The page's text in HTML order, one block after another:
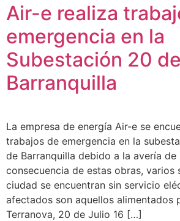
Air-e realiza
emergencia en la
Subestación 20
Barranquilla
La empresa de energía Air-e se
trabajos de emergencia en la
de Barranquilla debido a la avería de
consecuencia de estas obras, varios
ciudad se encuentran sin servicio
afectados son aquellos alimentados
Terranova, 20 de Julio 16 […]